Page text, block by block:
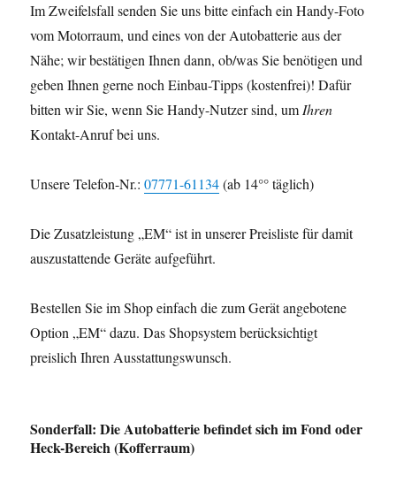
Im Zweifelsfall senden Sie uns bitte einfach ein Handy-Foto
vom Motorraum, und eines von der Autobatterie aus der
Nähe; wir bestätigen Ihnen dann, ob/was Sie benötigen und
geben Ihnen gerne noch Einbau-Tipps (kostenfrei)! Dafür
bitten wir Sie, wenn Sie Handy-Nutzer sind, um Ihren
Kontakt-Anruf bei uns.
Unsere Telefon-Nr.:07771-61134(ab 14°° täglich)
Die Zusatzleistung „EM“ ist in unserer Preisliste für damit
auszustattende Geräte aufgeführt.
Bestellen Sie im Shop einfach die zum Gerät angebotene
Option „EM“ dazu. Das Shopsystem berücksichtigt
preislich Ihren Ausstattungswunsch.
Sonderfall: Die Autobatterie befindet sich im Fond oder
Heck-Bereich (Kofferraum)